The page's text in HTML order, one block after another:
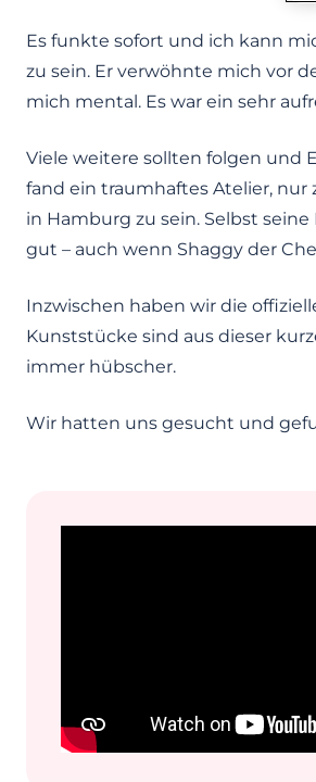
Es funkte sofort und ich kann
zu sein. Er verwöhnte mich vor
mich mental. Es war ein sehr
Viele weitere sollten folgen und
fand ein traumhaftes Atelier,
in Hamburg zu sein. Selbst
gut – auch wenn Shaggy der
Inzwischen haben wir die
Kunststücke sind aus dieser
immer hübscher.
Wir hatten uns gesucht und